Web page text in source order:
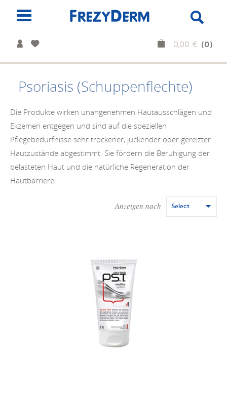
(0)
0,00 €
Psoriasis (Schuppenflechte)
Die Produkte wirken unangenehmen Hautausschlägen und
Ekzemen entgegen und sind auf die speziellen
Pflegebedürfnisse sehr trockener, juckender oder gereizter
Hautzustände abgestimmt. Sie fördern die Beruhigung der
belasteten Haut und die natürliche Regeneration der
Hautbarriere.
Anzeigen nach Select